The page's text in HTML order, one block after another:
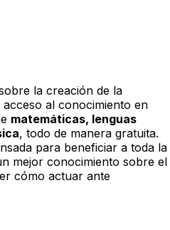
la creación de la
al conocimiento en
matemáticas, lenguas
, todo de manera gratuita.
para beneficiar a toda la
mejor conocimiento sobre el
cómo actuar ante